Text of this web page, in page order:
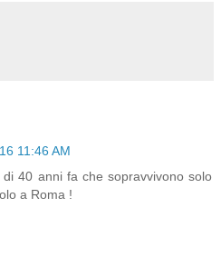
11:46 AM
di 40 anni fa che sopravvivono solo
a Roma !